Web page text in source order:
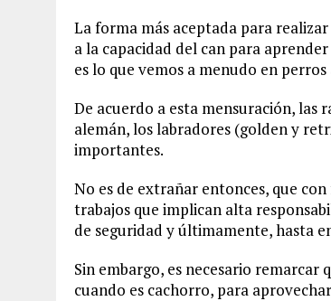
La forma más aceptada para
a la capacidad del can para
es lo que vemos a menudo en
De acuerdo a esta mensuración, las
alemán, los labradores (golden y
importantes.
No es de extrañar entonces, que
trabajos que implican alta
de seguridad y últimamente, hasta
Sin embargo, es necesario remarcar
cuando es cachorro, para